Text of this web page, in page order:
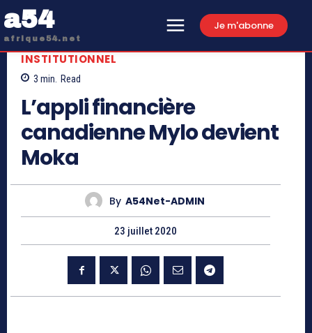
a54
afrique54.net
Je m'abonne
INSTITUTIONNEL
3 min. Read
L’appli financière
canadienne Mylo devient
Moka
By A54Net-ADMIN
23 juillet 2020